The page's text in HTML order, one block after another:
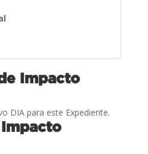
Impacto
DIA para este Expediente.